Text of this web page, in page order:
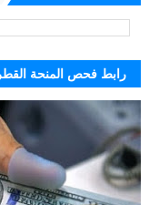
رابط فحص المنحة